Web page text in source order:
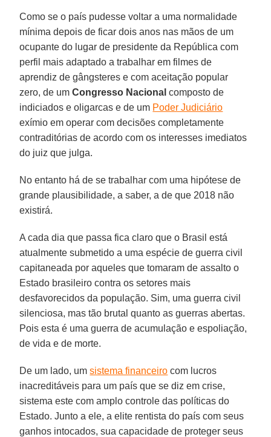
Como se o país pudesse voltar a uma normalidade
mínima depois de ficar dois anos nas mãos de um
ocupante do lugar de presidente da República com
perfil mais adaptado a trabalhar em filmes de
aprendiz de gângsteres e com aceitação popular
zero, de umCongresso Nacional composto de
indiciados e oligarcas e de um Poder Judiciário
exímio em operar com decisões completamente
contraditórias de acordo com os interesses imediatos
do juiz que julga.
No entanto há de se trabalhar com uma hipótese de
grande plausibilidade, a saber, a de que 2018 não
existirá.
A cada dia que passa fica claro que o Brasil está
atualmente submetido a uma espécie de guerra civil
capitaneada por aqueles que tomaram de assalto o
Estado brasileiro contra os setores mais
desfavorecidos da população. Sim, uma guerra civil
silenciosa, mas tão brutal quanto as guerras abertas.
Pois esta é uma guerra de acumulação e espoliação,
de vida e de morte.
De um lado, umsistema financeiro com lucros
inacreditáveis para um país que se diz em crise,
sistema este com amplo controle das políticas do
Estado. Junto a ele, a elite rentista do país com seus
ganhos intocados, sua capacidade de proteger seus